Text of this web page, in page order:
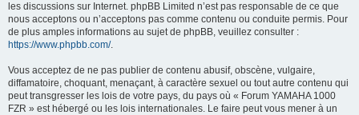
les discussions sur Internet. phpBB Limited n’est pas responsable de ce que
nous acceptons ou n’acceptons pas comme contenu ou conduite permis. Pour
de plus amples informations au sujet de phpBB, veuillez consulter :
https://www.phpbb.com/.
Vous acceptez de ne pas publier de contenu abusif, obscène, vulgaire,
diffamatoire, choquant, menaçant, à caractère sexuel ou tout autre contenu qui
peut transgresser les lois de votre pays, du pays où « Forum YAMAHA 1000
FZR » est hébergé ou les lois internationales. Le faire peut vous mener à un